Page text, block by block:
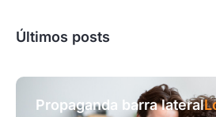
Últimos posts
Propaganda barra lateral